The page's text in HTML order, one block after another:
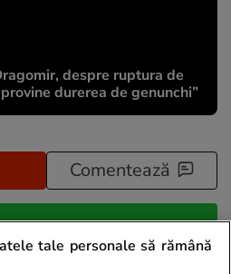
despre ruptura de
durerea de genunchi”
Comentează
cu ultimele informații
tale personale să rămână